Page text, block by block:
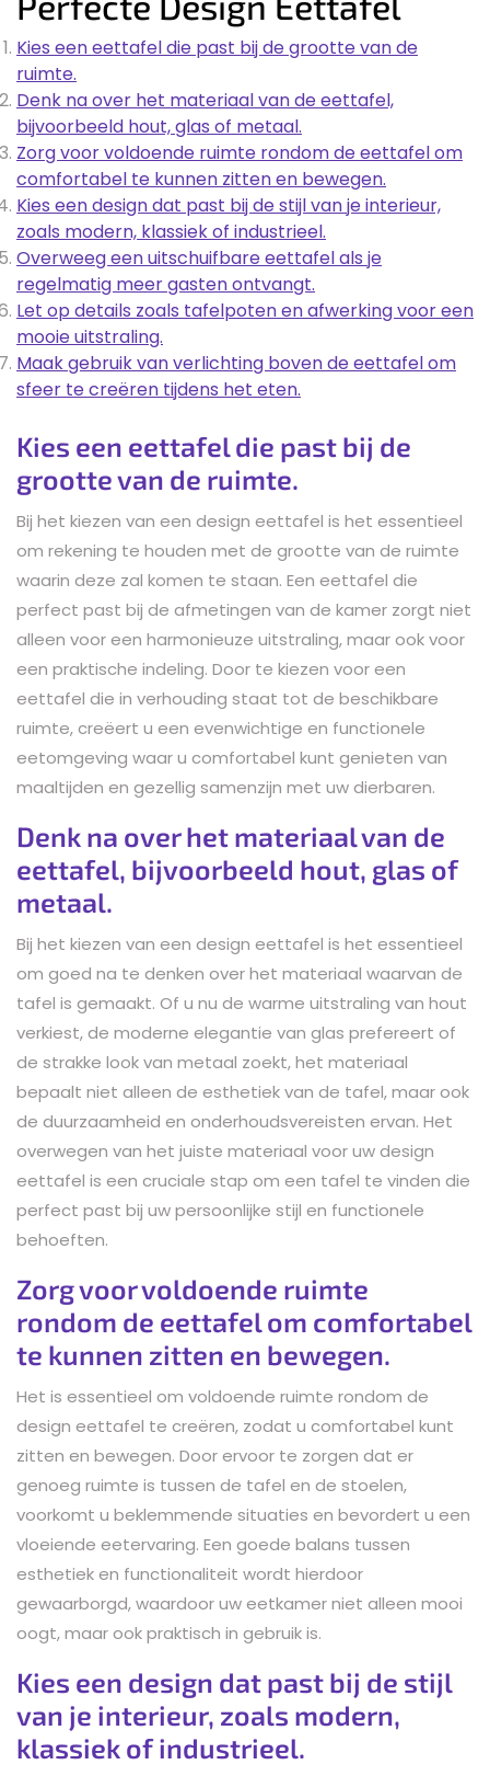
Kies een eettafel die past bij de grootte van de
ruimte.
Denk na over het materiaal van de eettafel,
bijvoorbeeld hout, glas of metaal.
Zorg voor voldoende ruimte rondom de eettafel om
comfortabel te kunnen zitten en bewegen.
Kies een design dat past bij de stijl van je interieur,
zoals modern, klassiek of industrieel.
Overweeg een uitschuifbare eettafel als je
regelmatig meer gasten ontvangt.
Let op details zoals tafelpoten en afwerking voor een
mooie uitstraling.
Maak gebruik van verlichting boven de eettafel om
sfeer te creëren tijdens het eten.
Kies een eettafel die past bij de
grootte van de ruimte.
Bij het kiezen van een design eettafel is het essentieel
om rekening te houden met de grootte van de ruimte
waarin deze zal komen te staan. Een eettafel die
perfect past bij de afmetingen van de kamer zorgt niet
alleen voor een harmonieuze uitstraling, maar ook voor
een praktische indeling. Door te kiezen voor een
eettafel die in verhouding staat tot de beschikbare
ruimte, creëert u een evenwichtige en functionele
eetomgeving waar u comfortabel kunt genieten van
maaltijden en gezellig samenzijn met uw dierbaren.
Denk na over het materiaal van de
eettafel, bijvoorbeeld hout, glas of
metaal.
Bij het kiezen van een design eettafel is het essentieel
om goed na te denken over het materiaal waarvan de
tafel is gemaakt. Of u nu de warme uitstraling van hout
verkiest, de moderne elegantie van glas prefereert of
de strakke look van metaal zoekt, het materiaal
bepaalt niet alleen de esthetiek van de tafel, maar ook
de duurzaamheid en onderhoudsvereisten ervan. Het
overwegen van het juiste materiaal voor uw design
eettafel is een cruciale stap om een tafel te vinden die
perfect past bij uw persoonlijke stijl en functionele
behoeften.
Zorg voor voldoende ruimte
rondom de eettafel om comfortabel
te kunnen zitten en bewegen.
Het is essentieel om voldoende ruimte rondom de
design eettafel te creëren, zodat u comfortabel kunt
zitten en bewegen. Door ervoor te zorgen dat er
genoeg ruimte is tussen de tafel en de stoelen,
voorkomt u beklemmende situaties en bevordert u een
vloeiende eetervaring. Een goede balans tussen
esthetiek en functionaliteit wordt hierdoor
gewaarborgd, waardoor uw eetkamer niet alleen mooi
oogt, maar ook praktisch in gebruik is.
Kies een design dat past bij de stijl
van je interieur, zoals modern,
klassiek of industrieel.